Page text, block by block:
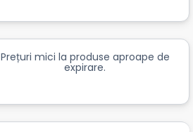
Prețuri mici la produse aproape de
expirare.